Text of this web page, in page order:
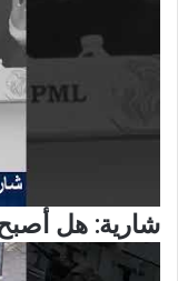
شارية: هل